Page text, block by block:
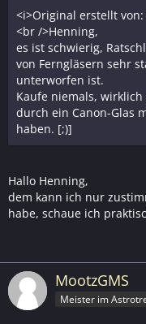
<i>Original erstellt
<br />Henning,
es ist schwierig,
von Ferngläsern sehr
unterworfen ist.
Kaufe niemals,
durch ein Canon-Glas
haben. [;)]
Hallo Henning,
dem kann ich nur
habe, schaue ich
MootzGMS
Meister im